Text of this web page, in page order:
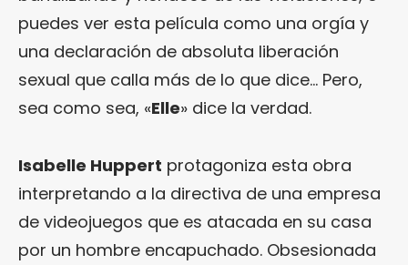
puedes ver esta película como una orgía y
una declaración de absoluta liberación
sexual que calla más de lo que dice… Pero,
sea como sea, «Elle» dice la verdad.
Isabelle Huppert protagoniza esta obra
interpretando a la directiva de una empresa
de videojuegos que es atacada en su casa
por un hombre encapuchado. Obsesionada